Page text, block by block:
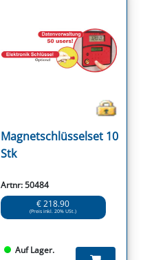
Magnetschlüsselset 10
Stk
Artnr: 50484
€ 218.90
(Preis inkl. 20% USt.)
Auf Lager.